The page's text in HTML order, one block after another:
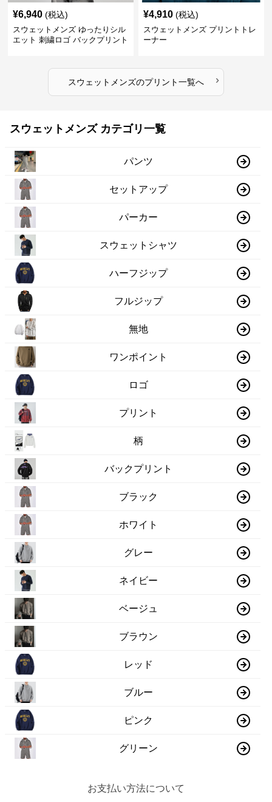
¥6,940 (税込)
スウェットメンズ ゆったりシル
エット 刺繍ロゴ バックプリント
¥4,910 (税込)
スウェットメンズ プリントトレ
ーナー
スウェットメンズのプリント一覧へ ›
スウェットメンズ カテゴリ一覧
パンツ
セットアップ
パーカー
スウェットシャツ
ハーフジップ
フルジップ
無地
ワンポイント
ロゴ
プリント
柄
バックプリント
ブラック
ホワイト
グレー
ネイビー
ベージュ
ブラウン
レッド
ブルー
ピンク
グリーン
お支払い方法について